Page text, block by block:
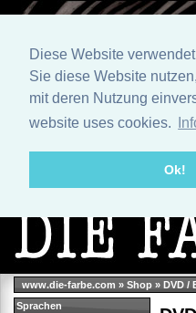
Diese Website
Sie diese Website
mit deren Nutzung
website uses cookies.
Ok!
www.die-farbe.com » Shop » DVD /
Sprachen